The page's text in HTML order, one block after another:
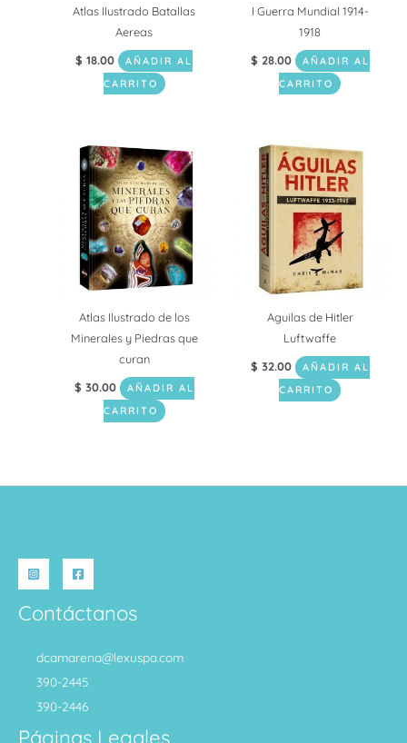
Atlas Ilustrado Batallas
Aereas
$ 18.00
AÑADIR AL
CARRITO
I Guerra Mundial 1914-
1918
$ 28.00
AÑADIR AL
CARRITO
Atlas Ilustrado de los
Minerales y Piedras que
curan
$ 30.00
AÑADIR AL
CARRITO
Aguilas de Hitler
Luftwaffe
$ 32.00
AÑADIR AL
CARRITO
Contáctanos
dcamarena@lexuspa.com
390-2445
390-2446
Páginas Legales